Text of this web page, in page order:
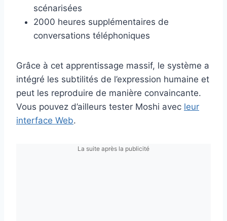
scénarisées
2000 heures supplémentaires de
conversations téléphoniques
Grâce à cet apprentissage massif, le système a
intégré les subtilités de l’expression humaine et
peut les reproduire de manière convaincante.
Vous pouvez d’ailleurs tester Moshi avec leur
interface Web.
La suite après la publicité